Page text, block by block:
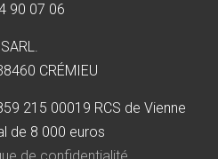
90 07 06
CRÉMIEU
215 00019 RCS de Vienne
de 8 000 euros